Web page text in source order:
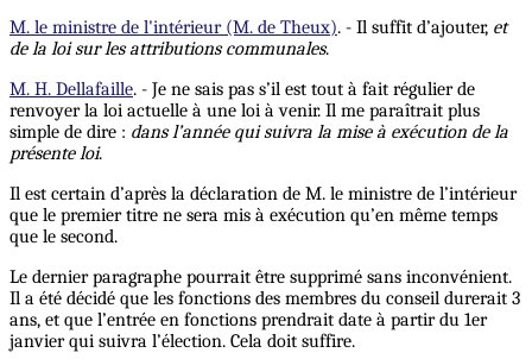
M. le ministre de l'intérieur (M. de Theux). - Il suffit d’ajouter, et
de la loi sur les attributions communales.
M. H. Dellafaille. - Je ne sais pas s’il est tout à fait régulier de
renvoyer la loi actuelle à une loi à venir. Il me paraîtrait plus
simple de dire : dans l’année qui suivra la mise à exécution de la
présente loi.
Il est certain d’après la déclaration de M. le ministre de l’intérieur
que le premier titre ne sera mis à exécution qu’en même temps
que le second.
Le dernier paragraphe pourrait être supprimé sans inconvénient.
Il a été décidé que les fonctions des membres du conseil durerait 3
ans, et que l’entrée en fonctions prendrait date à partir du 1er
janvier qui suivra l’élection. Cela doit suffire.